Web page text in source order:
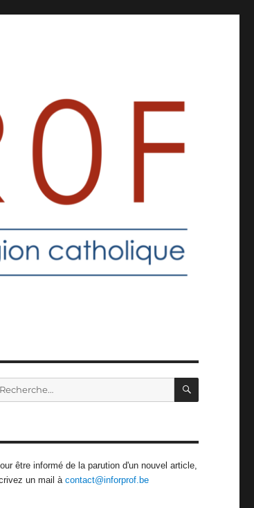
être informé de la parution d'un nouvel article,
un mail à contact@inforprof.be